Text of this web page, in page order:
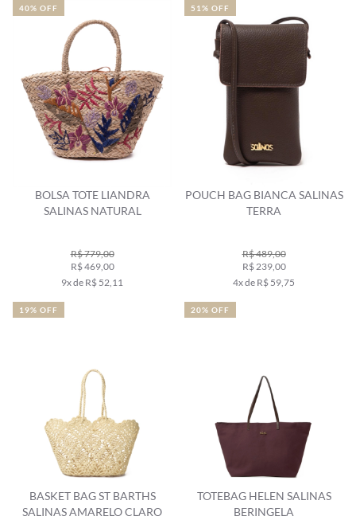
BOLSA TOTE LIANDRA
SALINAS NATURAL
R$ 779,00
R$ 469,00
9x de R$ 52,11
40% OFF
POUCH BAG BIANCA SALINAS
TERRA
R$ 489,00
R$ 239,00
4x de R$ 59,75
51% OFF
BASKET BAG ST BARTHS
SALINAS AMARELO CLARO
19% OFF
TOTEBAG HELEN SALINAS
BERINGELA
20% OFF